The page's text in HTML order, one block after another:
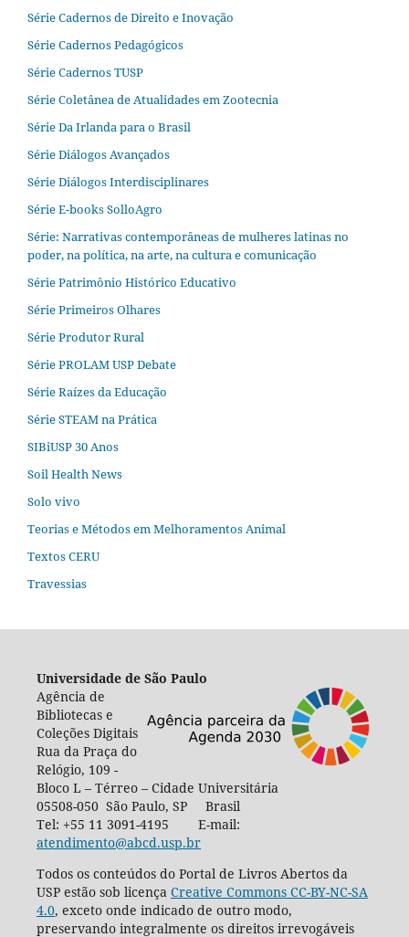
Série Cadernos de Direito e Inovação
Série Cadernos Pedagógicos
Série Cadernos TUSP
Série Coletânea de Atualidades em Zootecnia
Série Da Irlanda para o Brasil
Série Diálogos Avançados
Série Diálogos Interdisciplinares
Série E-books SolloAgro
Série: Narrativas contemporâneas de mulheres latinas no
poder, na política, na arte, na cultura e comunicação
Série Patrimônio Histórico Educativo
Série Primeiros Olhares
Série Produtor Rural
Série PROLAM USP Debate
Série Raízes da Educação
Série STEAM na Prática
SIBiUSP 30 Anos
Soil Health News
Solo vivo
Teorias e Métodos em Melhoramentos Animal
Textos CERU
Travessias
Universidade de São Paulo
Agência de
Bibliotecas e
Coleções Digitais
Rua da Praça do
Relógio, 109 -
Bloco L – Térreo – Cidade Universitária
05508-050 São Paulo, SP Brasil
Tel: +55 11 3091-4195 E-mail:
atendimento@abcd.usp.br
Todos os conteúdos do Portal de Livros Abertos da
USP estão sob licença Creative Commons CC-BY-NC-SA
4.0, exceto onde indicado de outro modo,
preservando integralmente os direitos irrevogáveis